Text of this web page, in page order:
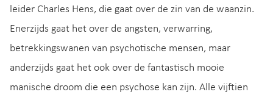
leider Charles Hens, die gaat over de zin van de waanzin.
Enerzijds gaat het over de angsten, verwarring,
betrekkingswanen van psychotische mensen, maar
anderzijds gaat het ook over de fantastisch mooie
manische droom die een psychose kan zijn. Alle vijftien